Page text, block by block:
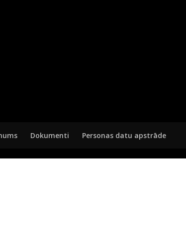
Dokumenti Personas datu apstrāde